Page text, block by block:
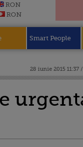
RON
RON
Smart People
28 iunie 2015